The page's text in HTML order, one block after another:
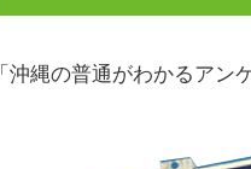
「沖縄の普通がわかるア